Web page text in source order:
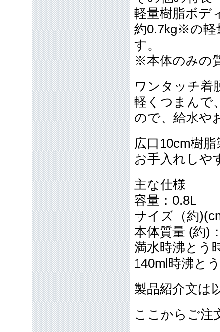
軽量樹脂ボデ
約0.7kg※の軽
す。
※本体のみの
ワンタッチ着
軽くつまんで
ので、給水や
広口10cm樹
お手入れしや
主な仕様
容量：0.8L
サイズ（約
本体質量 (約)
満水時沸とう
140ml時沸と
製品紹介文は
ここからご注